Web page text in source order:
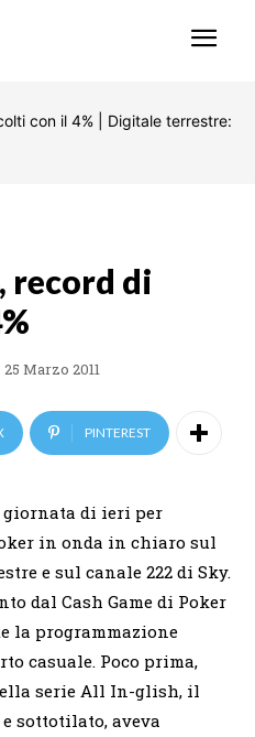
record di
25 Marzo 2011
PINTEREST
giornata di ieri per
in onda in chiaro sul
e sul canale 222 di Sky.
dal Cash Game di Poker
la programmazione
casuale. Poco prima,
serie All In-glish, il
sottotilato, aveva